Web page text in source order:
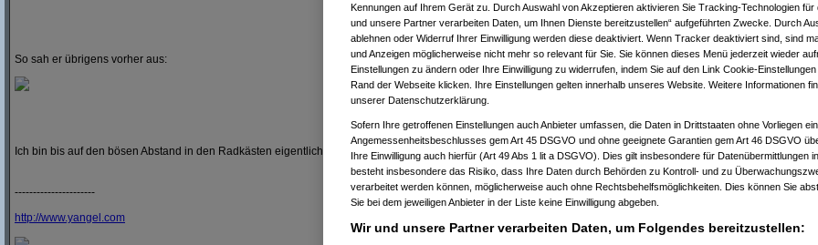
So sah er übrigens vorher aus:
Ich bin bis auf den bösen Abstand in den Radkästen eigentlich ganz zufrieden
----------------------
http://www.yangel.com
Kennungen auf Ihrem Gerät zu. Durch Auswahl von Akzeptieren aktivieren Sie Tracking-Technologien für
und unsere Partner verarbeiten Daten, um Ihnen Dienste bereitzustellen“ aufgeführten Zwecke. Durch
ablehnen oder Widerruf Ihrer Einwilligung werden diese deaktiviert. Wenn Tracker deaktiviert sind, sind
und Anzeigen möglicherweise nicht mehr so relevant für Sie. Sie können dieses Menü jederzeit wieder
Einstellungen zu ändern oder Ihre Einwilligung zu widerrufen, indem Sie auf den Link Cookie-
Rand der Webseite klicken. Ihre Einstellungen gelten innerhalb unseres Website. Weitere Informationen
unserer Datenschutzerklärung.
Sofern Ihre getroffenen Einstellungen auch Anbieter umfassen, die Daten in Drittstaaten ohne Vorliegen
Angemessenheitsbeschlusses gem Art 45 DSGVO und ohne geeignete Garantien gem Art 46 DSGVO
Ihre Einwilligung auch hierfür (Art 49 Abs 1 lit a DSGVO). Dies gilt insbesondere für Datenübermittlungen
besteht insbesondere das Risiko, dass Ihre Daten durch Behörden zu Kontroll- und zu
verarbeitet werden können, möglicherweise auch ohne Rechtsbehelfsmöglichkeiten. Dies können Sie
Sie bei dem jeweiligen Anbieter in der Liste keine Einwilligung abgeben.
Wir und unsere Partner verarbeiten Daten, um Folgendes bereitzustellen: